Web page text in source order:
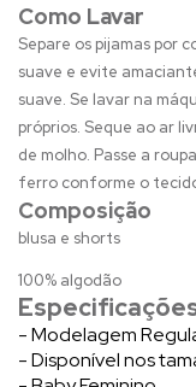
Como Lavar
Separe os pijamas por
suave e evite
suave. Se lavar na
próprios. Seque ao ar
de molho. Passe a
ferro conforme o
Composição
blusa e shorts
100% algodão
- Modelagem
- Disponível nos